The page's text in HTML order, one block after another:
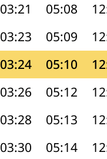
03:21 05:08
03:23 05:09
03:24 05:10
03:26 05:12
03:28 05:13
03:30 05:14